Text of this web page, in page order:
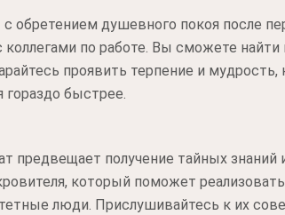
обретением душевного покоя после
коллегами по работе. Вы сможете
проявить терпение и
гораздо быстрее.
предвещает получение тайных
который поможет
люди. Прислушивайтесь к их